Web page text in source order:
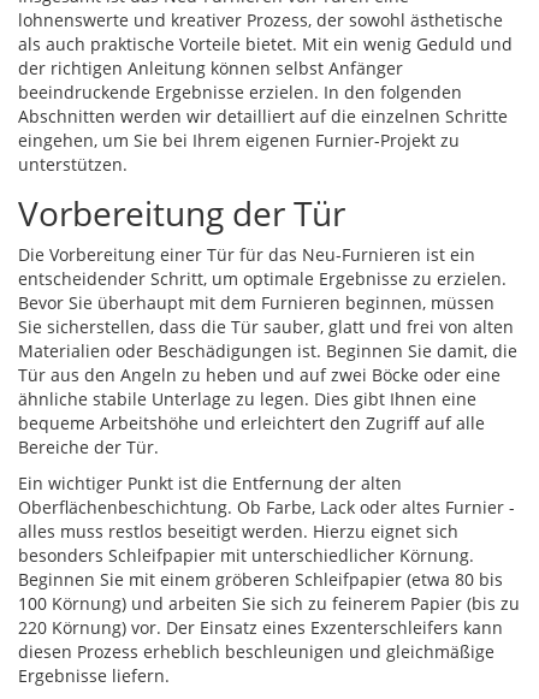
lohnenswerte und kreativer Prozess, der sowohl ästhetische
als auch praktische Vorteile bietet. Mit ein wenig Geduld und
der richtigen Anleitung können selbst Anfänger
beeindruckende Ergebnisse erzielen. In den folgenden
Abschnitten werden wir detailliert auf die einzelnen Schritte
eingehen, um Sie bei Ihrem eigenen Furnier-Projekt zu
unterstützen.
Vorbereitung der Tür
Die Vorbereitung einer Tür für das Neu-Furnieren ist ein
entscheidender Schritt, um optimale Ergebnisse zu erzielen.
Bevor Sie überhaupt mit dem Furnieren beginnen, müssen
Sie sicherstellen, dass die Tür sauber, glatt und frei von alten
Materialien oder Beschädigungen ist. Beginnen Sie damit, die
Tür aus den Angeln zu heben und auf zwei Böcke oder eine
ähnliche stabile Unterlage zu legen. Dies gibt Ihnen eine
bequeme Arbeitshöhe und erleichtert den Zugriff auf alle
Bereiche der Tür.
Ein wichtiger Punkt ist die Entfernung der alten
Oberflächenbeschichtung. Ob Farbe, Lack oder altes Furnier -
alles muss restlos beseitigt werden. Hierzu eignet sich
besonders Schleifpapier mit unterschiedlicher Körnung.
Beginnen Sie mit einem gröberen Schleifpapier (etwa 80 bis
100 Körnung) und arbeiten Sie sich zu feinerem Papier (bis zu
220 Körnung) vor. Der Einsatz eines Exzenterschleifers kann
diesen Prozess erheblich beschleunigen und gleichmäßige
Ergebnisse liefern.